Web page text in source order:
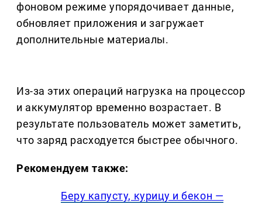
фоновом режиме упорядочивает данные,
обновляет приложения и загружает
дополнительные материалы.
Из-за этих операций нагрузка на процессор
и аккумулятор временно возрастает. В
результате пользователь может заметить,
что заряд расходуется быстрее обычного.
Рекомендуем также:
Беру капусту, курицу и бекон —